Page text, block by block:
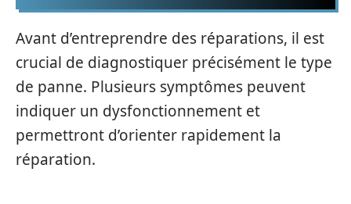
Avant d’entreprendre des réparations, il est
crucial de diagnostiquer précisément le type
de panne. Plusieurs symptômes peuvent
indiquer un dysfonctionnement et
permettront d’orienter rapidement la
réparation.